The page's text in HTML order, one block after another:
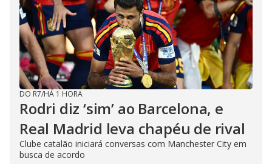
DO R7/HÁ 1 HORA
Rodri diz ‘sim’ ao Barcelona, e
Real Madrid leva chapéu de rival
Clube catalão iniciará conversas com Manchester City em
busca de acordo